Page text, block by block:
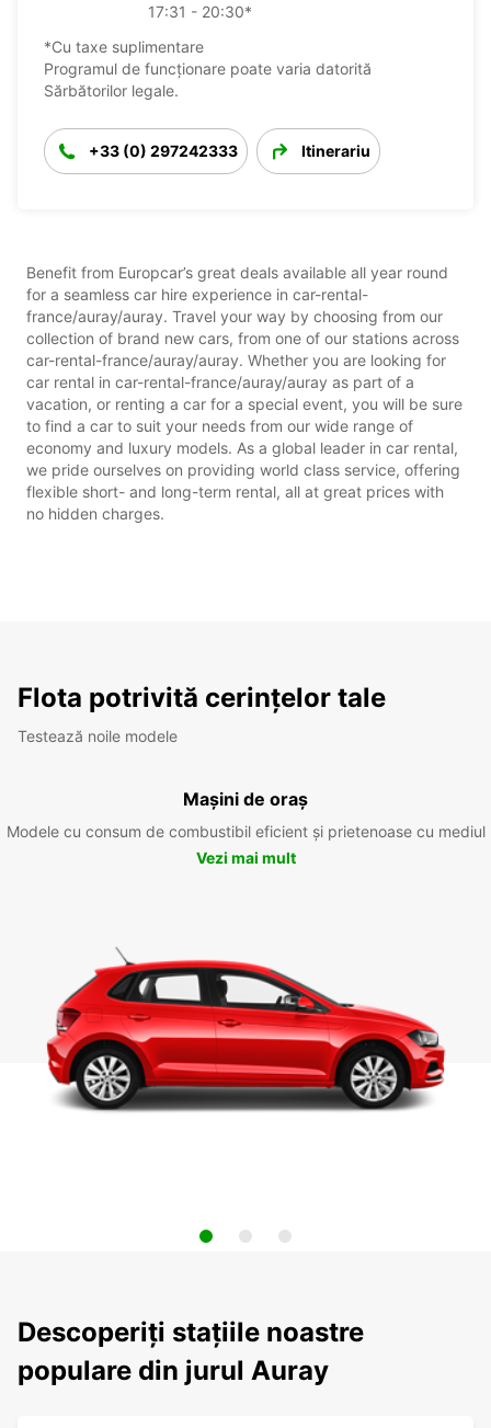
17:31 - 20:30*
*Cu taxe suplimentare
Programul de funcționare poate varia datorită
Sărbătorilor legale.
+33 (0) 297242333 Itinerariu
Benefit from Europcar’s great deals available all year round
for a seamless car hire experience in car-rental-
france/auray/auray. Travel your way by choosing from our
collection of brand new cars, from one of our stations across
car-rental-france/auray/auray. Whether you are looking for
car rental in car-rental-france/auray/auray as part of a
vacation, or renting a car for a special event, you will be sure
to find a car to suit your needs from our wide range of
economy and luxury models. As a global leader in car rental,
we pride ourselves on providing world class service, offering
flexible short- and long-term rental, all at great prices with
no hidden charges.
Flota potrivită cerințelor tale
Testează noile modele
Mașini de oraș
Modele cu consum de combustibil eficient și prietenoase cu mediul
Vezi mai mult
Descoperiți stațiile noastre
populare din jurul Auray